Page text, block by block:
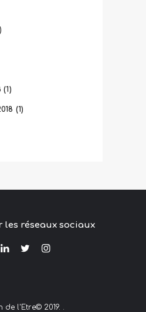
(1)
(1)
les réseaux sociaux
de l'Etre© 2019. .